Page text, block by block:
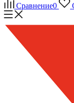
Сравнение0